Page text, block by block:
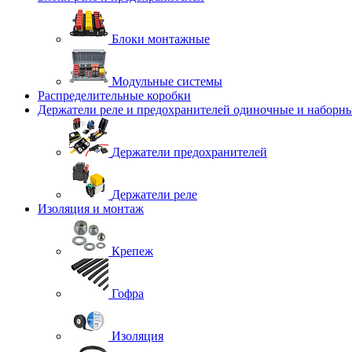
Блоки монтажные
Модульные системы
Распределительные коробки
Держатели реле и предохранителей одиночные и
Держатели предохранителей
Держатели реле
Изоляция и монтаж
Крепеж
Гофра
Изоляция